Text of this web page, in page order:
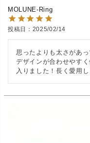
MOLUNE-Ring
投稿日 2025/02/14
思ったよりも太さがあ
デザインが合わせやす
入りました！長く愛用し